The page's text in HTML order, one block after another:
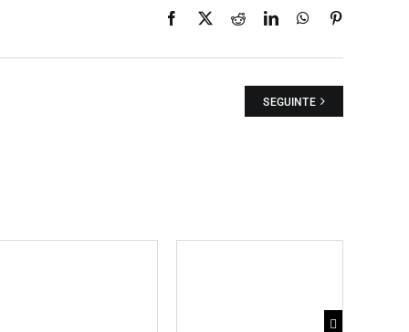
Facebook
X RedditLinkedInWhatsApp
SEGUINTE